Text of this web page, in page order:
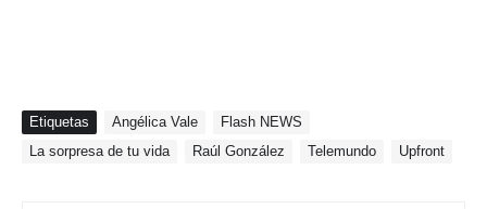
Etiquetas Angélica Vale
Flash NEWS
La sorpresa de tu vida
Raúl González Telemundo Upfront